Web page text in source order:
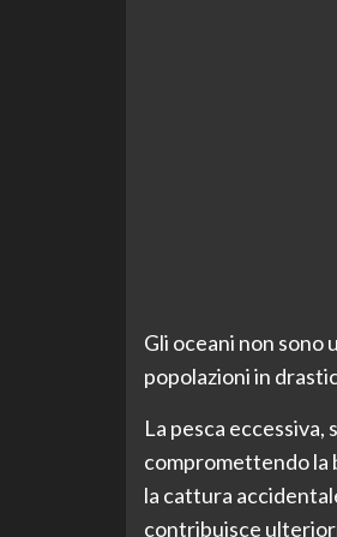
Gli oceani non
popolazioni in
La pesca
compromettendo la
la cattura
contribuisce